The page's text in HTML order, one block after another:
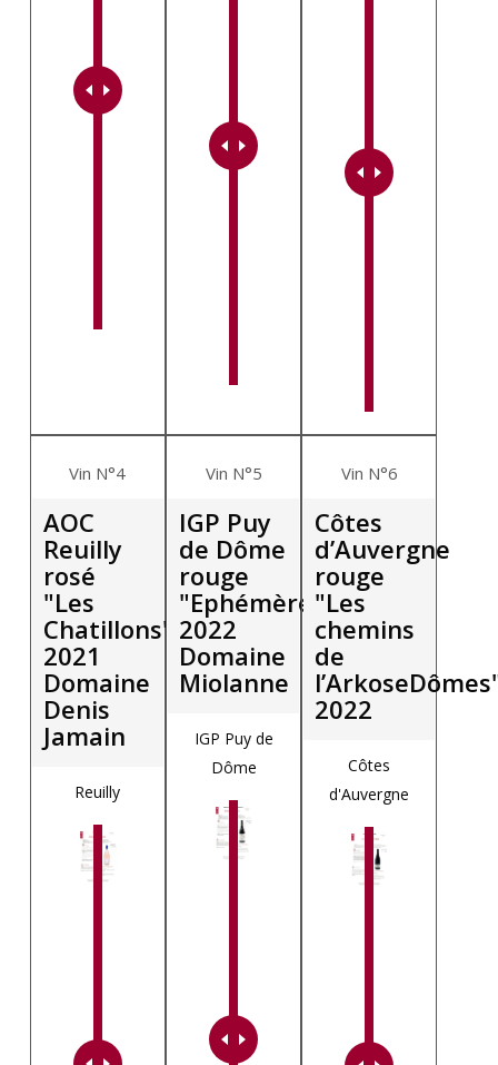
Vin N°4
AOC
Reuilly
rosé
"Les
Chatillons"
2021
Domaine
Denis
Jamain
Reuilly
Vin N°5
IGP Puy
de Dôme
rouge
"Ephémère"
2022
Domaine
Miolanne
IGP Puy de
Dôme
Vin N°6
Côtes
d’Auvergne
rouge
"Les
chemins
de
2022
Côtes
d'Auvergne